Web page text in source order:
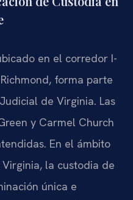
en el corredor I-
forma parte
de Virginia. Las
y Carmel Church
En el ámbito
la custodia de
única e